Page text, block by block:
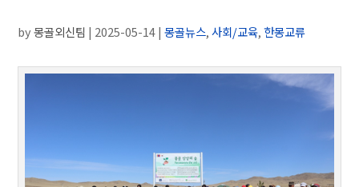
by몽골외신팀 | 2025-05-14|몽골뉴스,사회/교육,한몽교류